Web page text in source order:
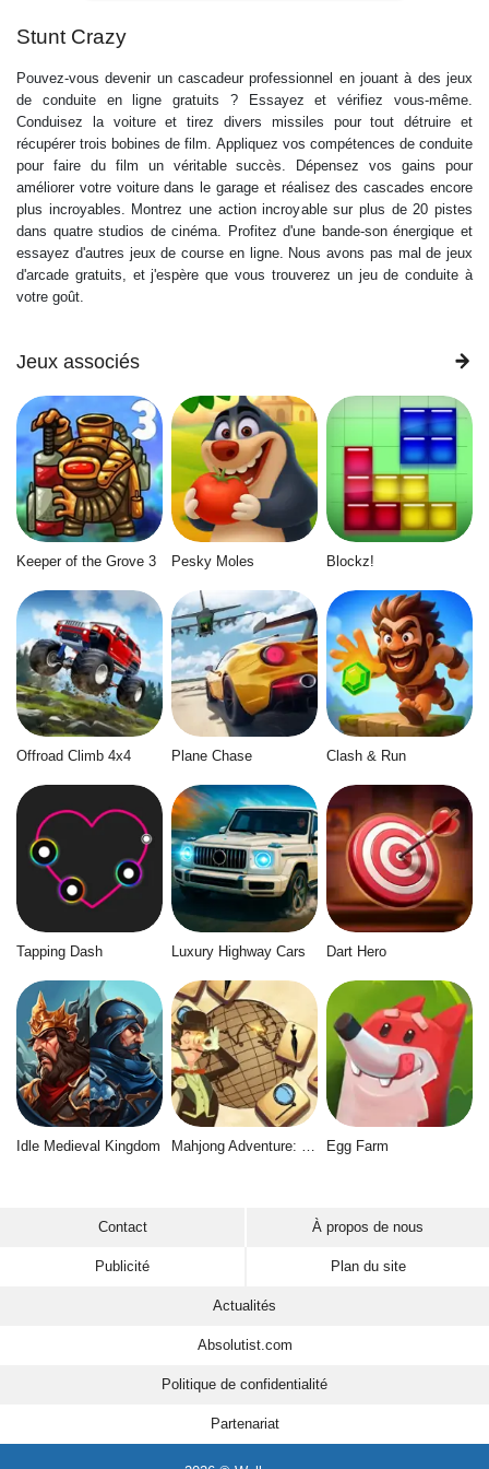
Stunt Crazy
Pouvez-vous devenir un cascadeur professionnel en jouant à des jeux
de conduite en ligne gratuits ? Essayez et vérifiez vous-même.
Conduisez la voiture et tirez divers missiles pour tout détruire et
récupérer trois bobines de film. Appliquez vos compétences de conduite
pour faire du film un véritable succès. Dépensez vos gains pour
améliorer votre voiture dans le garage et réalisez des cascades encore
plus incroyables. Montrez une action incroyable sur plus de 20 pistes
dans quatre studios de cinéma. Profitez d'une bande-son énergique et
essayez d'autres jeux de course en ligne. Nous avons pas mal de jeux
d'arcade gratuits, et j'espère que vous trouverez un jeu de conduite à
votre goût.
Jeux associés
Keeper of the Grove 3 Pesky Moles Blockz!
Offroad Climb 4x4 Plane Chase Clash & Run
Tapping Dash Luxury Highway Cars Dart Hero
Idle Medieval Kingdom Egg Farm
Contact À propos de nous
Publicité Plan du site
Actualités
Absolutist.com
Politique de confidentialité
Partenariat